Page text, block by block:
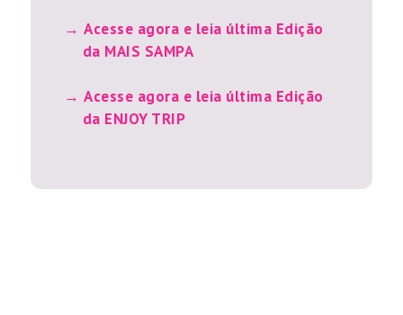
Acesse agora e leia última Edição
da MAIS SAMPA
Acesse agora e leia última Edição
da ENJOY TRIP